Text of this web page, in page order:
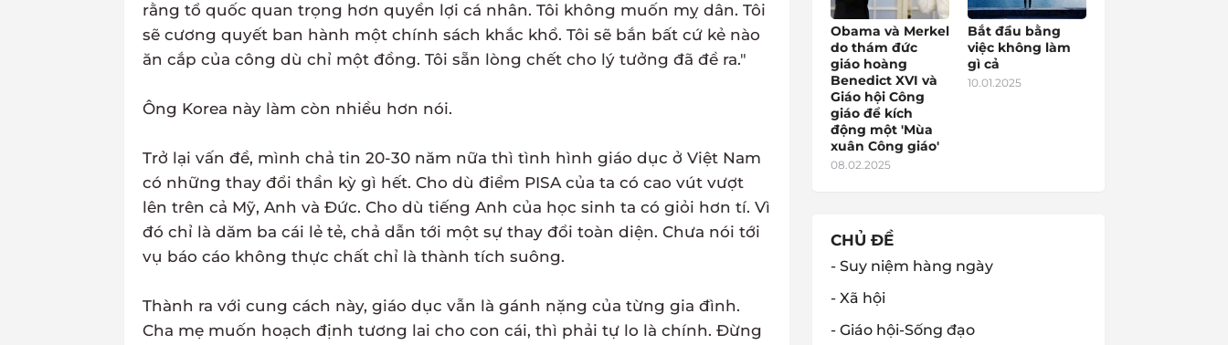
rằng tổ quốc quan trọng hơn quyền lợi cá nhân. Tôi không muốn mỵ dân. Tôi
sẽ cương quyết ban hành một chính sách khắc khổ. Tôi sẽ bắn bất cứ kẻ nào
ăn cắp của công dù chỉ một đồng. Tôi sẵn lòng chết cho lý tưởng đã đề ra."
Ông Korea này làm còn nhiều hơn nói.
Trở lại vấn đề, mình chả tin 20-30 năm nữa thì tình hình giáo dục ở Việt Nam
có những thay đổi thần kỳ gì hết. Cho dù điểm PISA của ta có cao vút vượt
lên trên cả Mỹ, Anh và Đức. Cho dù tiếng Anh của học sinh ta có giỏi hơn tí. Vì
đó chỉ là dăm ba cái lẻ tẻ, chả dẫn tới một sự thay đổi toàn diện. Chưa nói tới
vụ báo cáo không thực chất chỉ là thành tích suông.
Thành ra với cung cách này, giáo dục vẫn là gánh nặng của từng gia đình.
Cha mẹ muốn hoạch định tương lai cho con cái, thì phải tự lo là chính. Đừng
Obama và Merkel
do thám đức
giáo hoàng
Benedict XVI và
Giáo hội Công
giáo để kích
động một 'Mùa
xuân Công giáo'
08.02.2025
Bắt đầu bằng
việc không làm
gì cả
10.01.2025
CHỦ ĐỀ
- Suy niệm hàng ngày
- Xã hội
- Giáo hội-Sống đạo